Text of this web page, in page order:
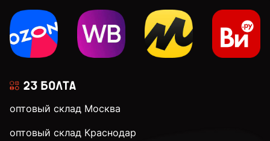
3 мм
оптовый склад Москва
оптовый склад Краснодар